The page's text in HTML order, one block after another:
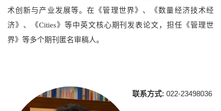
术创新与产业发展等。在《管理世界》、《数量经济技术经
济》、《Cities》等中英文核心期刊发表论文，担任《管理世
界》等多个期刊匿名审稿人。
联系方式: 022-23498036